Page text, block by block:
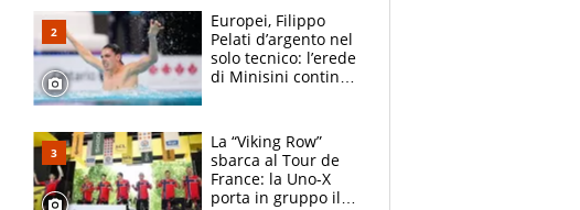
e compagni
continuare
Europei, Filippo
Pelati d’argento nel
solo tecnico: l’erede
di Minisini continua
mirino
La “Viking Row”
sbarca al Tour de
France: la Uno-X
porta in gruppo il